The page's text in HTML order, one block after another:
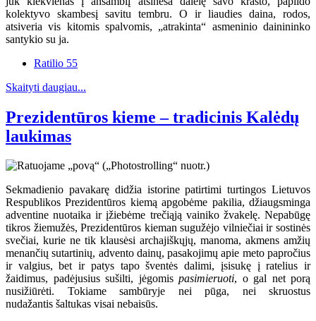
kolektyvo skambesį savitu tembru. O ir liaudies daina, rodos,
atsiveria vis kitomis spalvomis, „atrakinta“ asmeninio dainininko
santykio su ja.
Ratilio 55
Skaityti daugiau...
Prezidentūros kieme – tradicinis Kalėdų
laukimas
Sekmadienio pavakarę didžia istorine patirtimi turtingos Lietuvos
Respublikos Prezidentūros kiemą apgobėme pakilia, džiaugsminga
adventine nuotaika ir įžiebėme trečiąją vainiko žvakelę. Nepabūgę
tikros žiemužės, Prezidentūros kieman sugužėjo vilniečiai ir sostinės
svečiai, kurie ne tik klausėsi archajiškųjų, manoma, akmens amžių
menančių sutartinių, advento dainų, pasakojimų apie meto papročius
ir valgius, bet ir patys tapo šventės dalimi, įsisukę į ratelius ir
žaidimus, padėjusius sušilti, jėgomis pasimieruoti, o gal net porą
nusižiūrėti. Tokiame sambūryje nei pūga, nei skruostus
nudažantis šaltukas visai nebaisūs.